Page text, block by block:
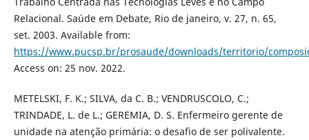
Relacional. Saúde em Debate, Rio de janeiro, v. 27, n. 65,
set. 2003. Available from:
https://www.pucsp.br/prosaude/downloads/territorio/
Access on: 25 nov. 2022.
METELSKI, F. K.; SILVA, da C. B.; VENDRUSCOLO, C.;
TRINDADE, L. de L.; GEREMIA, D. S. Enfermeiro gerente de
unidade na atenção primária: o desafio de ser polivalente.